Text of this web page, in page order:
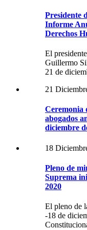
Presidente
Informe
Derechos
El
Guillermo
21 de
21
Ceremonia
abogados
diciembre
18
Pleno de
Suprema
2020
El pleno de
-18 de